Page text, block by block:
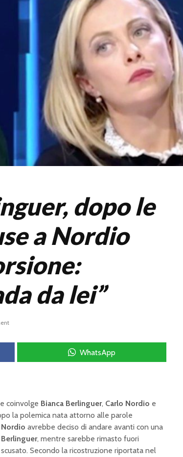
dopo le
a Nordio
da lei”
WhatsApp
coinvolge Bianca Berlinguer, Carlo Nordio e
la polemica nata attorno alle parole
Nordio avrebbe deciso di andare avanti con una
Berlinguer, mentre sarebbe rimasto fuori
Secondo la ricostruzione riportata nel